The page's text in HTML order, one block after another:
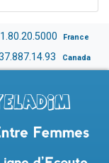
France
Canada